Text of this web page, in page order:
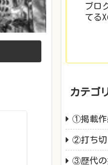
ブロ
てる
カテゴ
①掲載作
②打ち切
③歴代の